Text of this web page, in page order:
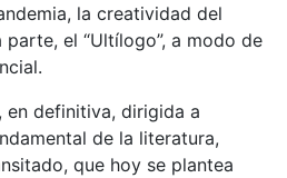
la creatividad del
el “Ultílogo”, a modo de
en definitiva, dirigida a
de la literatura,
que hoy se plantea